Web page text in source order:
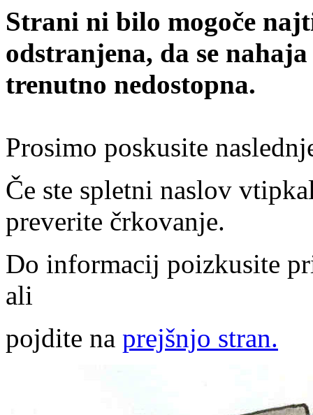
Strani ni bilo mogoče
odstranjena, da se
trenutno nedostopna.
Prosimo poskusite
Če ste spletni naslov
preverite črkovanje.
Do informacij poizkusite
ali
pojdite na prejšnjo stran.